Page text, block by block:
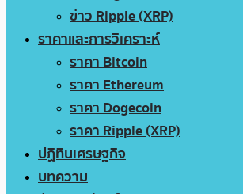
ข่าว Ripple (XRP)
ราคาและการวิเคราะห์
ราคา Bitcoin
ราคา Ethereum
ราคา Dogecoin
ราคา Ripple (XRP)
ปฏิทินเศรษฐกิจ
บทความ